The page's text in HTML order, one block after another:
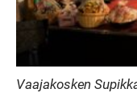
Vaajakosken